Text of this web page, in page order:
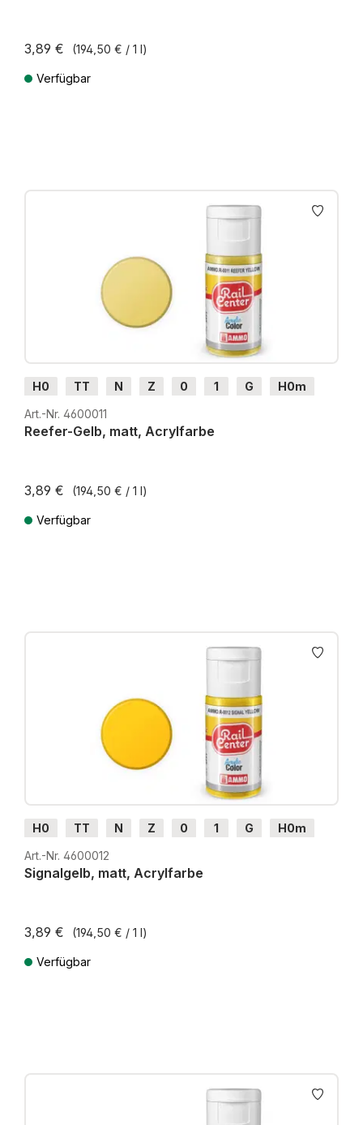
3,89 € (194,50 € / 1 l)
Verfügbar
H0 TT N Z 0 1 G
H0m
H0e
Art.-Nr. 4600011
Reefer-Gelb, matt, Acrylfarbe
3,89 € (194,50 € / 1 l)
Verfügbar
H0 TT N Z 0 1 G
H0m
H0e
Art.-Nr. 4600012
Signalgelb, matt, Acrylfarbe
3,89 € (194,50 € / 1 l)
Verfügbar